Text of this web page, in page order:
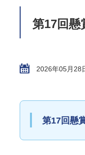
第17回懸
2026年05月28
第17回懸